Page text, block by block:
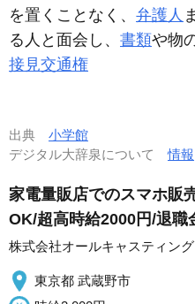
を置くことなく、 弁護人
る人と面会し、 書類や物
接見交通権
出典 小学館
デジタル大辞泉について情報
家電量販店でのスマホ販
OK/超高時給2000円/退職
株式会社オールキャスティング
東京都 武蔵野市